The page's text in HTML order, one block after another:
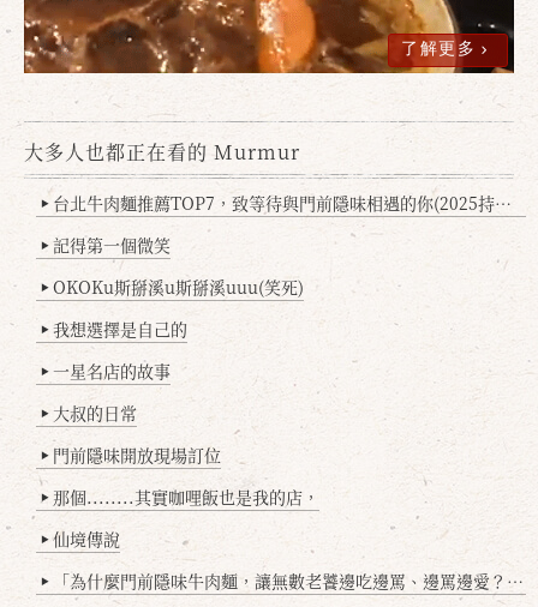
了解更多
大多人也都正在看的 Murmur
▶ 台北牛肉麵推薦TOP7，致等待與門前隱味相遇的你(2025持續更新
▶ 記得第一個微笑
▶ OKOKu斯掰溪u斯掰溪uuu(笑死)
▶ 我想選擇是自己的
▶ 一星名店的故事
▶ 大叔的日常
▶ 門前隱味開放現場訂位
▶ 那個........其實咖哩飯也是我的店，
▶ 仙境傳說
▶ 「為什麼門前隱味牛肉麵，讓無數老饕邊吃邊罵、邊罵邊愛？小辣雞揭密！」